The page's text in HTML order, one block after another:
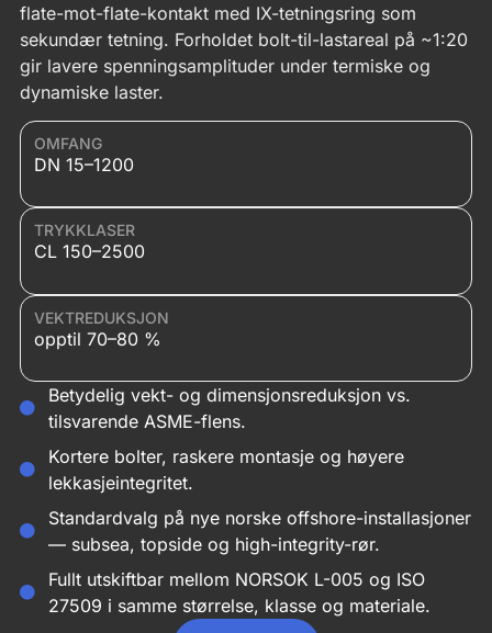
flate-mot-flate-kontakt med IX-tetningsring som
sekundær tetning. Forholdet bolt-til-lastareal på ~1:20
gir lavere spenningsamplituder under termiske og
dynamiske laster.
OMFANG
DN 15–1200
TRYKKLASER
CL 150–2500
VEKTREDUKSJON
opptil 70–80 %
Betydelig vekt- og dimensjonsreduksjon vs.
tilsvarende ASME-flens.
Kortere bolter, raskere montasje og høyere
lekkasjeintegritet.
Standardvalg på nye norske offshore-installasjoner
— subsea, topside og high-integrity-rør.
Fullt utskiftbar mellom NORSOK L-005 og ISO
27509 i samme størrelse, klasse og materiale.